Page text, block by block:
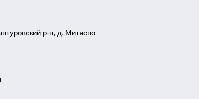
р-н, д. Митяево